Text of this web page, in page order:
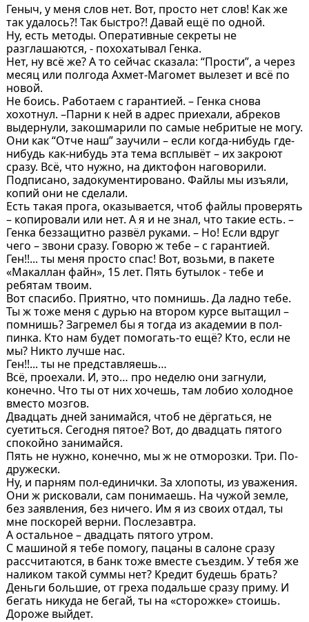
Геныч, у меня слов нет. Вот, просто нет слов! Как же
так удалось?! Так быстро?! Давай ещё по одной.
Ну, есть методы. Оперативные секреты не
разглашаются, - похохатывал Генка.
Нет, ну всё же? А то сейчас сказала: “Прости”, а через
месяц или полгода Ахмет-Магомет вылезет и всё по
новой.
Не боись. Работаем с гарантией. – Генка снова
хохотнул. –Парни к ней в адрес приехали, абреков
выдернули, закошмарили по самые небритые не могу.
Они как “Отче наш” заучили – если когда-нибудь где-
нибудь как-нибудь эта тема всплывёт – их закроют
сразу. Всё, что нужно, на диктофон наговорили.
Подписано, задокументировано. Файлы мы изъяли,
копий они не сделали.
Есть такая прога, оказывается, чтоб файлы проверять
– копировали или нет. А я и не знал, что такие есть. –
Генка беззащитно развёл руками. – Но! Если вдруг
чего – звони сразу. Говорю ж тебе – с гарантией.
Ген!!... ты меня просто спас! Вот, возьми, в пакете
«Макаллан файн», 15 лет. Пять бутылок - тебе и
ребятам твоим.
Вот спасибо. Приятно, что помнишь. Да ладно тебе.
Ты ж тоже меня с дурью на втором курсе вытащил –
помнишь? Загремел бы я тогда из академии в пол-
пинка. Кто нам будет помогать-то ещё? Кто, если не
мы? Никто лучше нас.
Ген!!... ты не представляешь…
Всё, проехали. И, это… про неделю они загнули,
конечно. Что ты от них хочешь, там лобио холодное
вместо мозгов.
Двадцать дней занимайся, чтоб не дёргаться, не
суетиться. Сегодня пятое? Вот, до двадцать пятого
спокойно занимайся.
Пять не нужно, конечно, мы ж не отморозки. Три. По-
дружески.
Ну, и парням пол-единички. За хлопоты, из уважения.
Они ж рисковали, сам понимаешь. На чужой земле,
без заявления, без ничего. Им я из своих отдал, ты
мне поскорей верни. Послезавтра.
А остальное – двадцать пятого утром.
С машиной я тебе помогу, пацаны в салоне сразу
рассчитаются, в банк тоже вместе съездим. У тебя же
наликом такой суммы нет? Кредит будешь брать?
Деньги большие, от греха подальше сразу приму. И
бегать никуда не бегай, ты на «сторожке» стоишь.
Дороже выйдет.